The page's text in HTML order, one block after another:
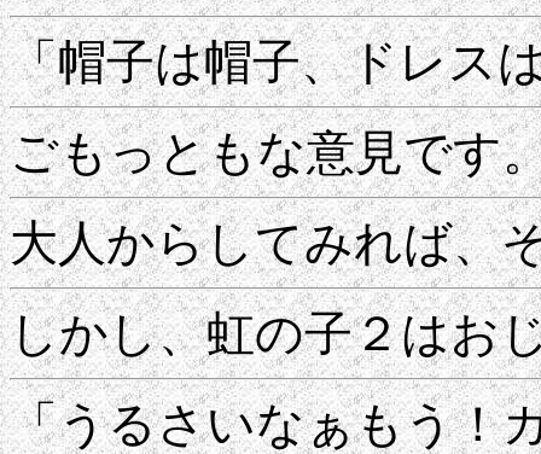
「帽子は帽子、ドレス
ごもっともな意見です
大人からしてみれば、
しかし、虹の子２はお
「うるさいなぁもう！